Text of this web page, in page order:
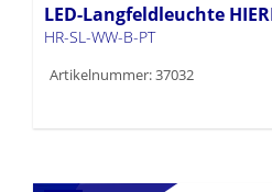
LED-Langfeldleuchte
HR-SL-WW-B-PT
Artikelnummer: 37032